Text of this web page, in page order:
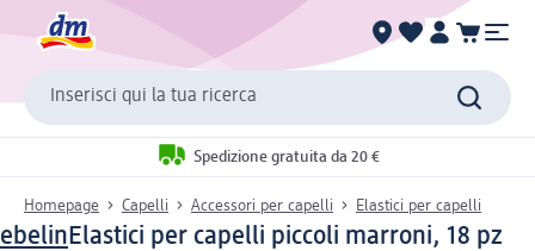
Inserisci qui la tua ricerca
Spedizione gratuita da 20 €
Homepage Capelli Accessori per capelli Elastici per capelli
ebelinElastici per capelli piccoli marroni, 18 pz